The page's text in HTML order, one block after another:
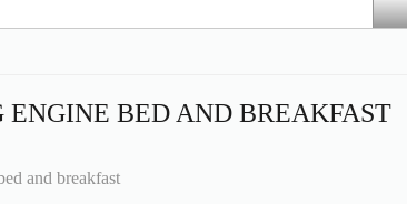
ENGINE BED AND BREAKFAST
and breakfast